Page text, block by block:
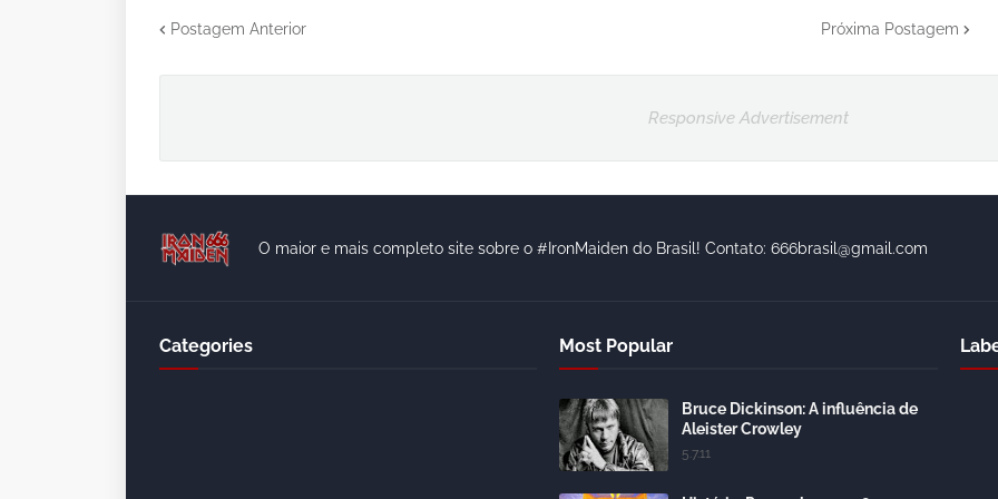
Postagem Anterior Próxima Postagem
Responsive Advertisement
O maior e mais completo site sobre o #IronMaiden do Brasil! Contato: 666brasil@gmail.com
Categories Most Popular
Bruce Dickinson: A influência de
Aleister Crowley
5.7.11